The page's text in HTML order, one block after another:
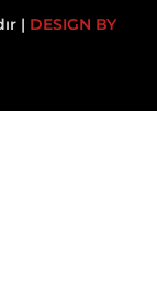
| DESIGN BY